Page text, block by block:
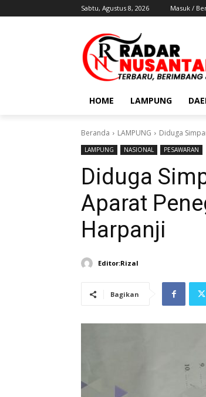
Sabtu, Agustus 8, 2026 Masuk /
HOME LAMPUNG
Beranda LAMPUNG Diduga
LAMPUNG NASIONAL PESAWARAN
Diduga
Aparat
Harpanji
Editor:Rizal
Bagikan